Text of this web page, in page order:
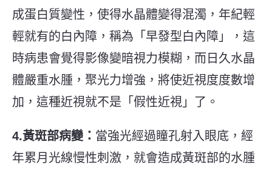
成蛋白質變性，使得水晶體變得混濁，年紀輕
輕就有的白內障，稱為「早發型白內障」，這
時病患會覺得影像變暗視力模糊，而日久水晶
體嚴重水腫，聚光力增強，將使近視度度數增
加，這種近視就不是「假性近視」了。
4.黃斑部病變： 當強光經過瞳孔射入眼底，經
年累月光線慢性刺激，就會造成黃斑部的水腫